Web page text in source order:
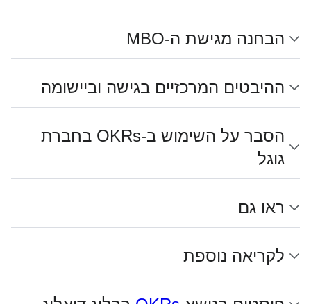
הבחנה מגישת ה-MBO
ההיבטים המרכזיים בגישה וביישומה
הסבר על השימוש ב-OKRs בחברת
גוגל
ראו גם
לקריאה נוספת